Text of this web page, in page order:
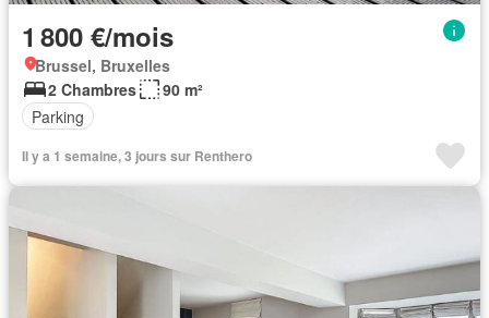
1 800 €/mois
Brussel, Bruxelles
2 Chambres
90 m²
Parking
Il y a 1 semaine, 3 jours sur Renthero